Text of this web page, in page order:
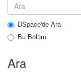
DSpace'de Ara
Bu Bölüm
Ara